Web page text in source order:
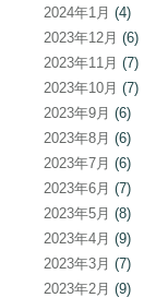
2024年1月 (4)
2023年12月 (6)
2023年11月 (7)
2023年10月 (7)
2023年9月 (6)
2023年8月 (6)
2023年7月 (6)
2023年6月 (7)
2023年5月 (8)
2023年4月 (9)
2023年3月 (7)
2023年2月 (9)